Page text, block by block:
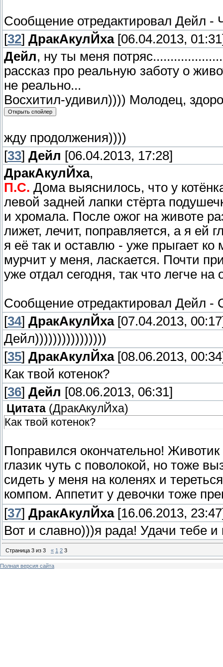
Сообщение отредактировал Дейл -
[32] ДракАкулЙха[06.04.2013,
Дейл, ну ты меня
рассказ про реальную заботу о
не реально...
Восхитил-удивил)))) Молодец,
жду продолжения))))
[33] Дейл [06.04.2013, 17:28]
ДракАкулЙха,
П.С. Дома выяснилось, что у
левой задней лапки стёрта
и хромала. После ожог на животе
лижет, лечит, поправляется, а я ей
я её так и оставлю - уже прыгает
мурчит у меня, ласкается. Почти
уже отдал сегодня, так что легче на
Сообщение отредактировал Дейл -
[34] ДракАкулЙха[07.04.2013,
Дейл))))))))))))))))
[35] ДракАкулЙха[08.06.2013,
Как твой котенок?
[36] Дейл [08.06.2013, 06:31]
Цитата (ДракАкулЙха)
Как твой котенок?
Поправился окончательно!
глазик чуть с поволокой, но тоже
сидеть у меня на коленях и
компом. Аппетит у девочки тоже
[37] ДракАкулЙха[16.06.2013,
Вот и славно)))я рада! Удачи тебе
Страница 3 из 3 « 1 2 3
Полная версия сайта